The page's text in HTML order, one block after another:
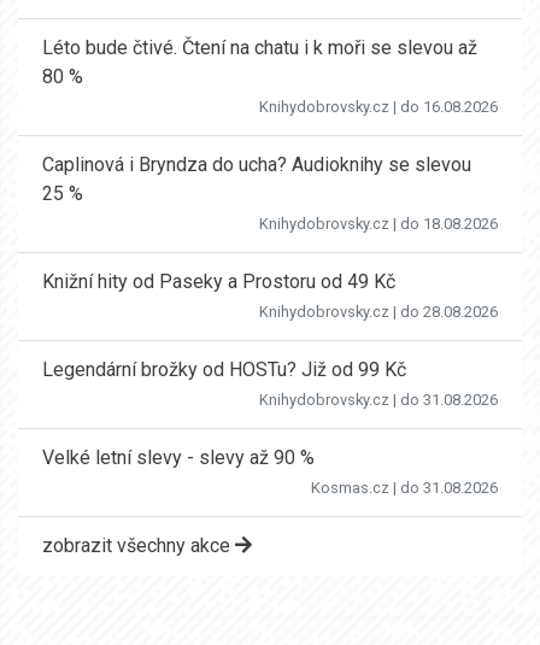
Léto bude čtivé. Čtení na chatu i k moři se slevou až
80 %
Knihydobrovsky.cz | do 16.08.2026
Caplinová i Bryndza do ucha? Audioknihy se slevou
25 %
Knihydobrovsky.cz | do 18.08.2026
Knižní hity od Paseky a Prostoru od 49 Kč
Knihydobrovsky.cz | do 28.08.2026
Legendární brožky od HOSTu? Již od 99 Kč
Knihydobrovsky.cz | do 31.08.2026
Velké letní slevy - slevy až 90 %
Kosmas.cz | do 31.08.2026
zobrazit všechny akce